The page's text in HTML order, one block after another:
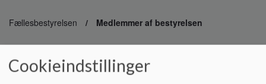
i
Fællesbestyrelsen Medlemmer af bestyrelsen
Medlemmer af bestyrelsen
Cookieindstillinger